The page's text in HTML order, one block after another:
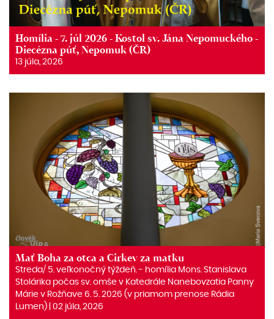
Homília - 7. júl 2026 - Kostol sv. Jána Nepomuckého -
Diecézna púť, Nepomuk (ČR)
13 júla, 2026
Mať Boha za otca a Cirkev za matku
Streda/ 5. veľkonočný týždeň. ‒ homília Mons. Stanislava
Stolárika počas sv. omše v Katedrále Nanebovzatia Panny
Márie v Rožňave 6. 5. 2026 (v priamom prenose Rádia
Lumen) | 02 júla, 2026